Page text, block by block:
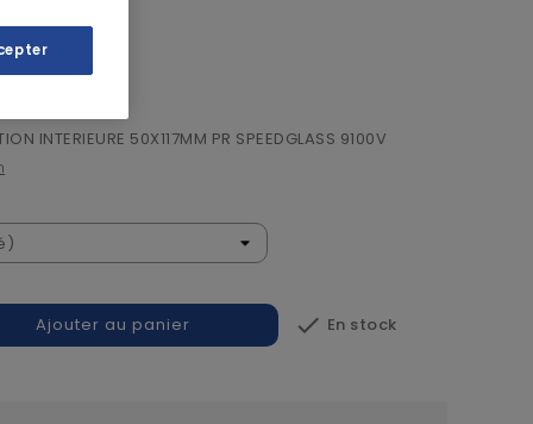
INTERIEURE 50X117MM PR SPEEDGLASS 9100V
Ajouter au panier  En stock